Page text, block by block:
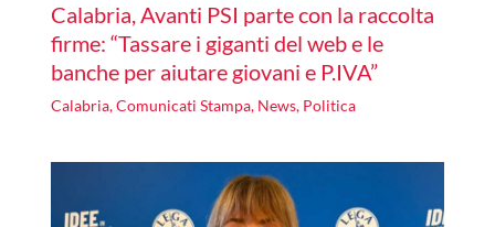
Calabria, Avanti PSI parte con la raccolta
firme: “Tassare i giganti del web e le
banche per aiutare giovani e P.IVA”
Calabria,Comunicati Stampa, News, Politica